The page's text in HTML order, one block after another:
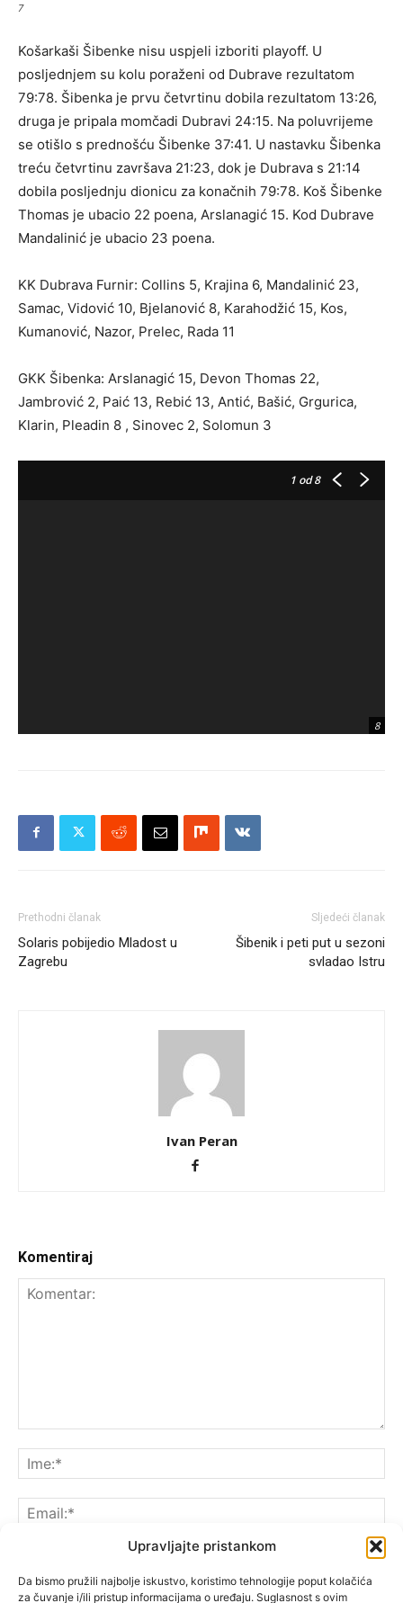
Upravljajte pristankom
Da bismo pružili najbolje iskustvo, koristimo tehnologije poput kolačića
za čuvanje i/ili pristup informacijama o uređaju. Suglasnost s ovim
7
Košarkaši Šibenke nisu uspjeli izboriti playoff. U
posljednjem su kolu poraženi od Dubrave rezultatom
79:78. Šibenka je prvu četvrtinu dobila rezultatom 13:26,
druga je pripala momčadi Dubravi 24:15. Na poluvrijeme
se otišlo s prednošću Šibenke 37:41. U nastavku Šibenka
treću četvrtinu završava 21:23, dok je Dubrava s 21:14
dobila posljednju dionicu za konačnih 79:78. Koš Šibenke
Thomas je ubacio 22 poena, Arslanagić 15. Kod Dubrave
Mandalinić je ubacio 23 poena.
KK Dubrava Furnir: Collins 5, Krajina 6, Mandalinić 23,
Samac, Vidović 10, Bjelanović 8, Karahodžić 15, Kos,
Kumanović, Nazor, Prelec, Rada 11
GKK Šibenka: Arslanagić 15, Devon Thomas 22,
Jambrović 2, Paić 13, Rebić 13, Antić, Bašić, Grgurica,
Klarin, Pleadin 8 , Sinovec 2, Solomun 3
1 od 8
8
Prethodni članak
Solaris pobijedio Mladost u
Zagrebu
Sljedeći članak
Šibenik i peti put u sezoni
svladao Istru
Ivan Peran
Komentiraj